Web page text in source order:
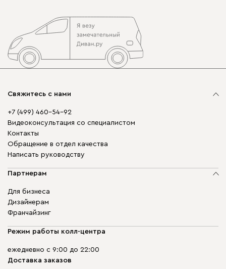
Свяжитесь с нами
+7 (499) 460-54-92
Видеоконсультация со специалистом
Контакты
Обращение в отдел качества
Написать руководству
Партнерам
Для бизнеса
Дизайнерам
Франчайзинг
Режим работы колл-центра
ежедневно с 9:00 до 22:00
Доставка заказов